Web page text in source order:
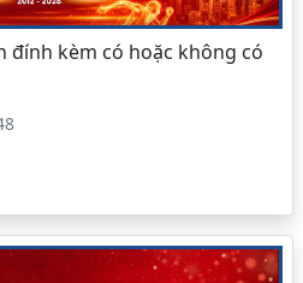
đính kèm có hoặc không có